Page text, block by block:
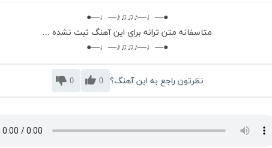
●—♩—♪♫♫♪—♩—●
متاسفانه متن ترانه برای این آهنگ ثبت نشده ...
●—♩—♪♫♫♪—♩—●
نظرتون راجع به این آهنگ؟ 0
0